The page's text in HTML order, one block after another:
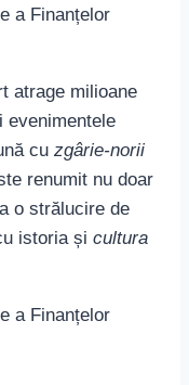
atrage milioane
evenimentele
cu zgârie-norii
renumit nu doar
o strălucire de
istoria și cultura